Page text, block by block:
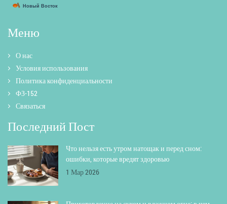
Меню
О нас
Условия использования
Политика конфиденциальности
ФЗ-152
Связаться
Последний Пост
Что нельзя есть утром натощак и перед сном:
ошибки, которые вредят здоровью
1 Мар 2026